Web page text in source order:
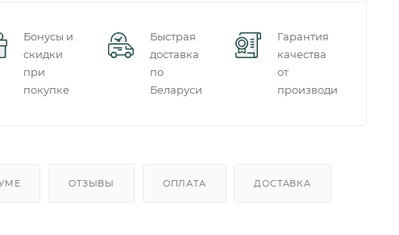
Бонусы и
скидки
при
покупке
Быстрая
доставка
по
Беларуси
Гарантия
качества
от
производителей
ОТЗЫВЫ ОПЛАТА ДОСТАВКА